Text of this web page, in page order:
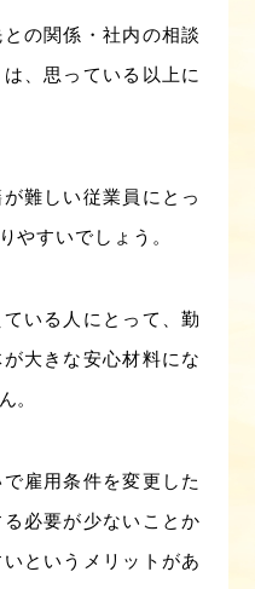
の関係・社内の相談
、思っている以上に
難しい従業員にとっ
やすいでしょう。
いる人にとって、勤
大きな安心材料にな
。
雇用条件を変更した
必要が少ないことか
というメリットがあ